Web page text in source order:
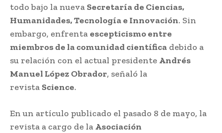
todo bajo la nueva Secretaría de Ciencias,
Humanidades, Tecnología e Innovación. Sin
embargo, enfrenta escepticismo entre
miembros de la comunidad científica debido a
su relación con el actual presidente Andrés
Manuel López Obrador, señaló la
revista Science.
En un artículo publicado el pasado 8 de mayo, la
revista a cargo de la Asociación